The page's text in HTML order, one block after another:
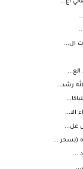
ال...
رشد...
الا...
عل...
(بسحر ...
...